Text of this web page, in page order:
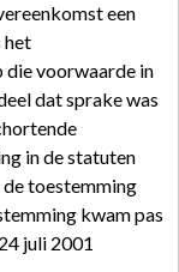
een
het
voorwaarde in
dat sprake was
in de statuten
de toestemming
kwam pas
juli 2001